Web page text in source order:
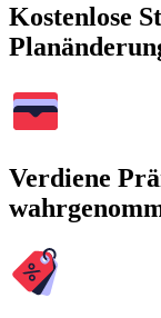
Kostenlose
Verdiene